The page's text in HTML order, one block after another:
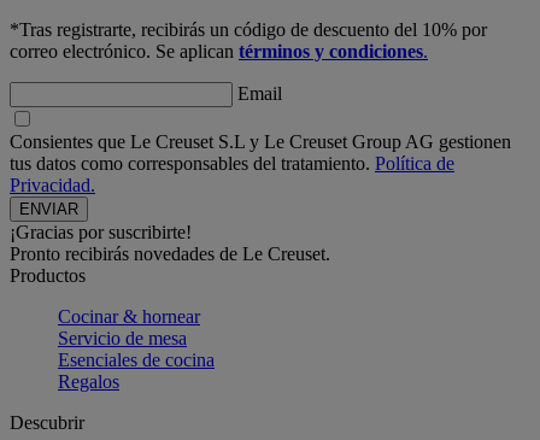
*Tras registrarte, recibirás un código de descuento del 10% por
correo electrónico. Se aplican términos y condiciones.
Email
Consientes que Le Creuset S.L y Le Creuset Group AG gestionen
tus datos como corresponsables del tratamiento. Política de
Privacidad.
¡Gracias por suscribirte!
Pronto recibirás novedades de Le Creuset.
Productos
Cocinar & hornear
Servicio de mesa
Esenciales de cocina
Regalos
Descubrir